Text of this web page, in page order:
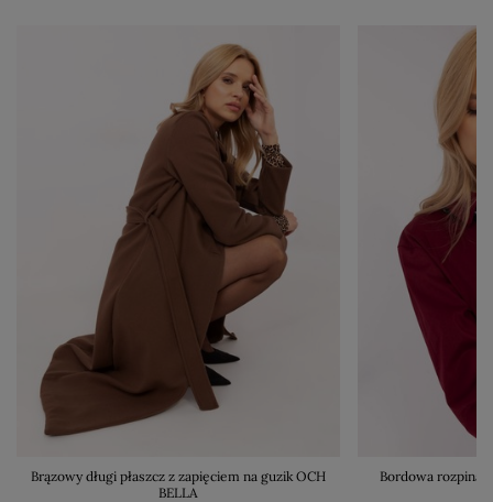
Brązowy długi płaszcz z zapięciem na guzik OCH
BELLA
Bordowa